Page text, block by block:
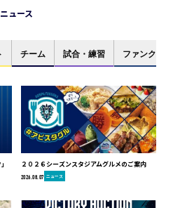
ニュース
チーム 試合・練習 ファンクラブ
２０２６シーズンスタジアムグルメのご案内
2026.08.07 ニュース